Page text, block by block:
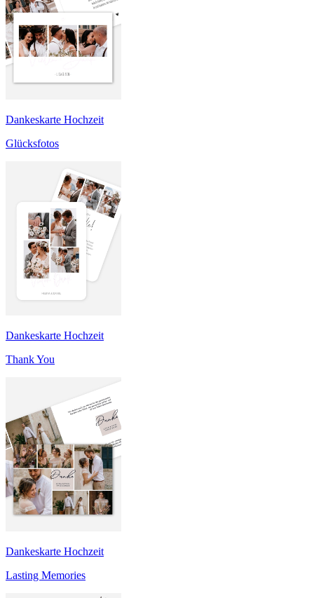
Dankeskarte Hochzeit
Glücksfotos
Dankeskarte Hochzeit
Thank You
Dankeskarte Hochzeit
Lasting Memories